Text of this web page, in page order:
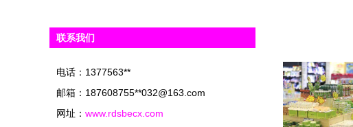
联系我们
电话：1377563**
邮箱：187608755**032@163.com
网址： www.rdsbecx.com